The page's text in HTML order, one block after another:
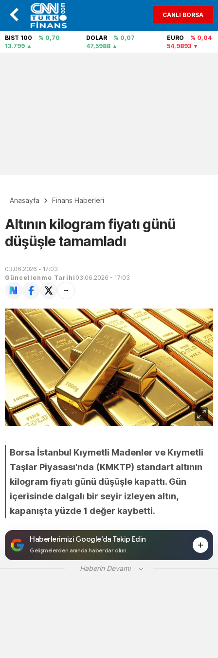
CANLI BORSA
BIST 100
% 0,70
13.799
DOLAR
% 0,07
47,5988
EURO
% 0,04
54,9893
Anasayfa Finans Haberleri
Altının kilogram fiyatı günü
düşüşle tamamladı
03.06.2026 - 17:03
Güncellenme Tarihi 03.06.2026 - 17:03
Borsa İstanbul Kıymetli Madenler ve Kıymetli
Taşlar Piyasası'nda (KMKTP) standart altının
kilogram fiyatı günü düşüşle kapattı. Gün
içerisinde dalgalı bir seyir izleyen altın,
kapanışta yüzde 1 değer kaybetti.
Haberlerimizi Google’da Takip Edin
Gelişmelerden anında haberdar olun.
Haberin Devamı